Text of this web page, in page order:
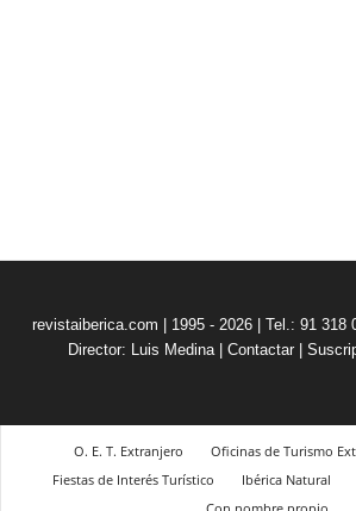
revistaiberica.com | 1995 - 2026 | Tel.: 91 318
Director: Luis Medina | Contactar |
O. E. T. Extranjero Oficinas de Turismo
Fiestas de Interés Turístico
Ibérica Natural